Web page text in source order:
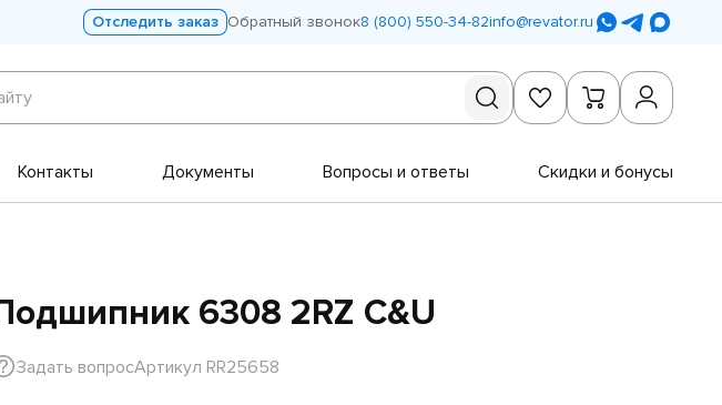
Отследить заказ Обратный звонок8 (800) 550-34-82info@revator.ru
Контакты Документы Вопросы и ответы Скидки и бонусы
6308 2RZ C&U
Задать вопросАртикул RR25658